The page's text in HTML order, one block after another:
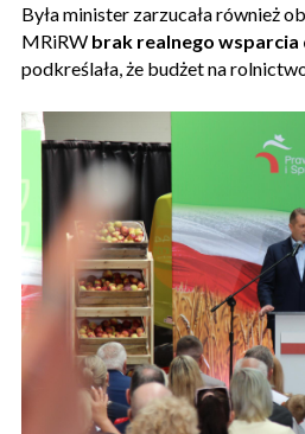
Była minister zarzucała również
MRiRW brak realnego
podkreślała, że budżet na